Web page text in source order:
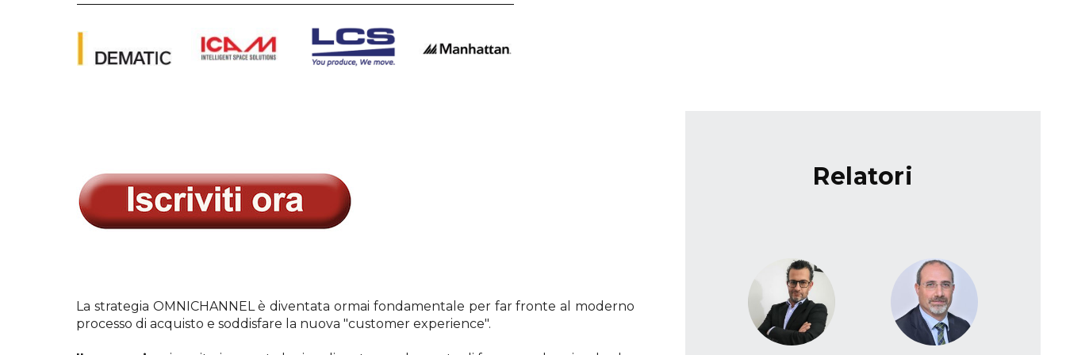
La strategia OMNICHANNEL è diventata ormai fondamentale per far fronte al moderno
processo di acquisto e soddisfare la nuova "customer experience".
relatori